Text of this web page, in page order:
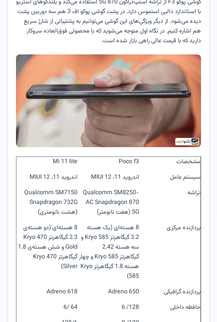
با استاندارد دالبی استموس دارد. در پشت گوشی پوکو اف 3 هم سه دوربین پشت
دیده می‌شود. از دیگر ویژگی‌های این گوشی می‌توانیم به پشتیبانی از شارژ سریع
هم اشاره کنیم. در نگاه اول متوجه می‌شوید که با محصولی فوق‌العاده سروکار
دارید که با قیمت عالی راهی بازار شده است.
مشخصات Poco f3
Mi 11 lite
سیستم عامل
اندروید 11، MIUI 12 اندروید 11،
MIUI 12
تراشه
Qualcomm SM8250-
AC Snapdragon 870
5G (هفت نانومتر)
Qualcomm SM7150
Snapdragon 732G
(هشت نانومتری)
پردازنده مرکزی
8 هسته‌ای (یک هسته
3.2 گیگاهرتز
Kryo 585 و
سه هسته 2.42
گیگاهرتز Kryo 585 و چهار
هسته 1.8 گیگاهرتز
Kryo
585
)
8 هسته‌ای (دو هسته‌ی
2.3 گیگاهرتز
Kryo 470
Gold
و شش هسته‌ی 1.8
گیگاهرتز Kryo 470
Silver
)
پردازنده گرافیکی Adreno 650
Adreno 618
حافظه داخلی
128/ 6
64 /6